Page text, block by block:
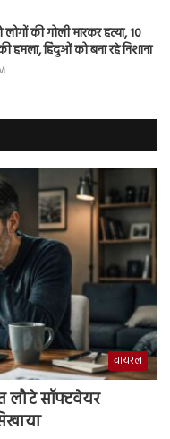
की गोली मारकर हत्या, 10
हमला, हिंदुओं को बना रहे निशाना
वायरल
लौटे सॉफ्टवेयर